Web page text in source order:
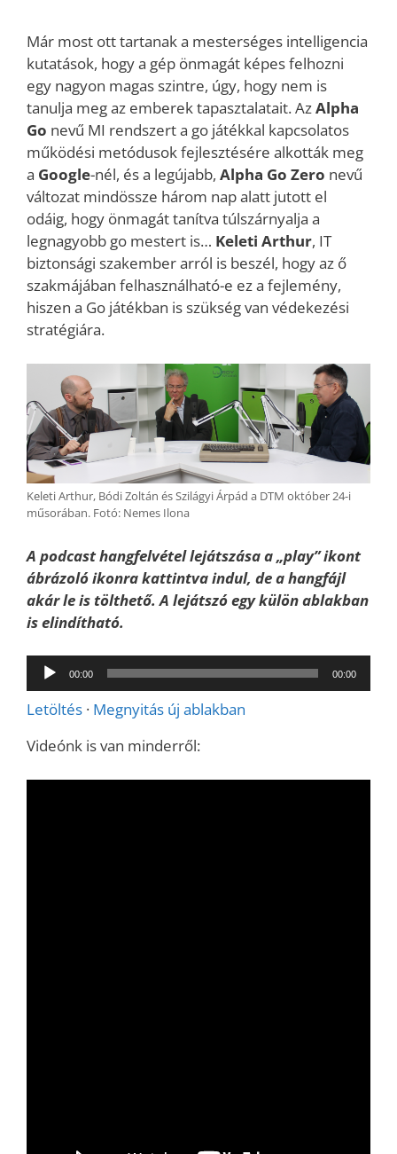
Már most ott tartanak a mesterséges intelligencia
kutatások, hogy a gép önmagát képes felhozni
egy nagyon magas szintre, úgy, hogy nem is
tanulja meg az emberek tapasztalatait. AzAlpha
Go nevű MI rendszert a go játékkal kapcsolatos
működési metódusok fejlesztésére alkották meg
a Google-nél, és a legújabb, Alpha Go Zero nevű
változat mindössze három nap alatt jutott el
odáig, hogy önmagát tanítva túlszárnyalja a
legnagyobb go mestert is… Keleti Arthur, IT
biztonsági szakember arról is beszél, hogy az ő
szakmájában felhasználható-e ez a fejlemény,
hiszen a Go játékban is szükség van védekezési
stratégiára.
Keleti Arthur, Bódi Zoltán és Szilágyi Árpád a DTM október 24-i
műsorában. Fotó: Nemes Ilona
A podcast hangfelvétel lejátszása a „play” ikont
ábrázoló ikonra kattintva indul, de a hangfájl
akár le is tölthető. A lejátszó egy külön ablakban
is elindítható.
Audió
lejátszó
00:00 00:00
Letöltés · Megnyitás új ablakban
Videónk is van minderről: